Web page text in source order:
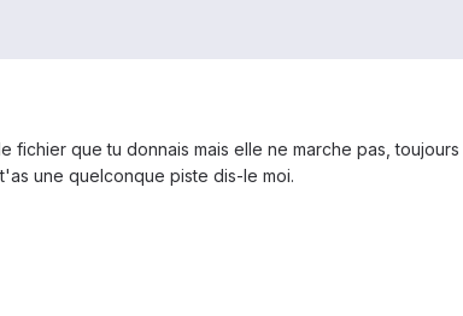
que tu donnais mais elle ne marche pas,
une quelconque piste dis-le moi.